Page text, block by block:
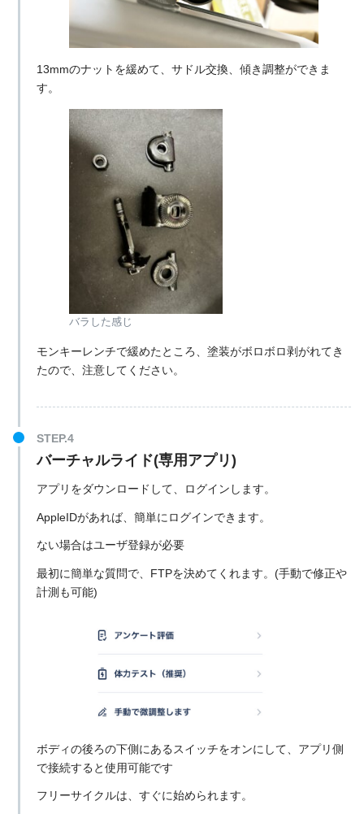
13mmのナットを緩めて、サドル交換、傾き調整ができま
す。
バラした感じ
モンキーレンチで緩めたところ、塗装がボロボロ剥がれてき
たので、注意してください。
バーチャルライド(専用アプリ)
アプリをダウンロードして、ログインします。
AppleIDがあれば、簡単にログインできます。
ない場合はユーザ登録が必要
最初に簡単な質問で、FTPを決めてくれます。(手動で修正や
計測も可能)
ボディの後ろの下側にあるスイッチをオンにして、アプリ側
で接続すると使用可能です
フリーサイクルは、すぐに始められます。